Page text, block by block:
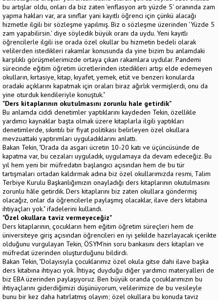
bu artışlar oldu, onları da biz zaten 'enflasyon artı yüzde 5' oranında zam
yapma hakları var, ara sınıflar yani kayıtlı öğrenci için çünkü alacağı
hizmetle ilgili bir sözleşme yapılmış. Biz o sözleşme üzerinden 'Yüzde 5
zam yapabilirsin.' diye söyledik büyük oranı da uydu. Yeni kayıtlı
öğrencilerle ilgili ise orada özel okullar bu hizmetin bedeli olarak
velilerden istedikleri rakamlar konusunda da yine bizim bu anlamdaki
karşılıklı görüşmelerimizde ortaya çıkan rakamlara uydular. Pandemi
sürecinde eğitim öğretim ücretlerinden istedikleri artışı elde edemeyen
okulların, kırtasiye, kitap, kıyafet, yemek, etüt ve benzeri konularda
oradaki açıklarını kapatmak için oraları biraz ağırlık vermişlerdi, onu da
yine oturduk kendileriyle konuştuk."
"Ders kitaplarının okutulmasını zorunlu hale getirdik"
Bu anlamda ciddi denetimler yaptıklarını kaydeden Tekin, özellikle
yardımcı kaynaklar başta olmak üzere kitaplarla ilgili yaptıkları
denetimlerde, sıkıntılı bir fiyat politikası belirleyen özel okullara
mevzuattaki yaptırımları uyguladıklarını anlattı.
Bakan Tekin, "Orada da asgari ücretin 10-20 katı ve üçüncüsünde de
kapatma var, bu cezaları uyguladık, uygulamaya da devam edeceğiz. Bu
yıl hem yeni bir müfredatın başlangıcı açısından hem de bu tür
tartışmaları ortadan kaldırmak adına biz özel okullarımızda resmi, Talim
Terbiye Kurulu Başkanlığımızın onayladığı ders kitaplarının okutulmasını
zorunlu hâle getirdik. Ders kitaplarını biz zaten okullara göndermiş
olacağız, onlar da öğrencilerle paylaşmış olacaklar, ilave ders kitabına
ihtiyaçları yok." ifadelerini kullandı.
"Özel okullara taviz vermeyeceğiz"
Ders kitaplarının, çocukların hem eğitim öğretim süreçleri hem de
üniversiteye giriş açısından öğrencileri en iyi şekilde hazırlayacak içerikte
olduğunu vurgulayan Tekin, ÖSYM'nin soru bankasını ders kitapları ve
müfredat üzerinden oluşturduğunu bildirdi.
Bakan Tekin, "Dolayısıyla çocuklarımız özel okula gitse dahi ilave başka
ders kitabına ihtiyacı yok. İhtiyaç duyduğu diğer yardımcı materyalleri de
biz EBA üzerinden paylaşıyoruz. Ben büyük oranda çocuklarımızın bu
ihtiyaçlarını giderdiğimizi düşünüyorum, velilerimize de bu vesileyle
bunu bir kez daha hatırlatmış olayım; özel okullara bu konuda taviz